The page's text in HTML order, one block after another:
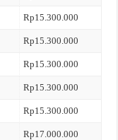
Rp15.300.000
Rp15.300.000
Rp15.300.000
Rp15.300.000
Rp15.300.000
Rp17.000.000